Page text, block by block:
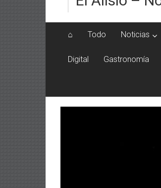
⌂ Todo Noticias
Digital Gastronomía